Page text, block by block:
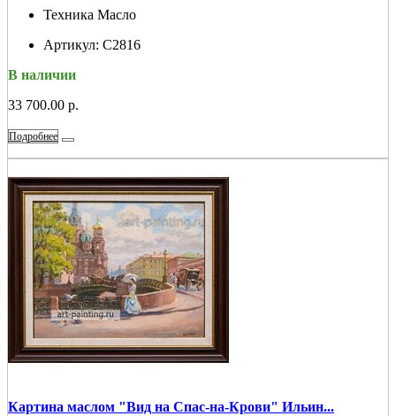
Техника Масло
Артикул: С2816
В наличии
33 700.00 р.
Подробнее
Картина маслом "Вид на Спас-на-Крови" Ильин...